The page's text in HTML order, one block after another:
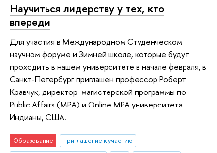
Научиться лидерству у тех, кто
впереди
Для участия в Международном Студенческом
научном форуме и Зимней школе, которые будут
проходить в нашем университете в начале февраля, в
Санкт-Петербург приглашен профессор Роберт
Кравчук, директор магистерской программы по
Public Affairs (MPA) и Online MPA университета
Индианы, США.
Образование
приглашение к участию